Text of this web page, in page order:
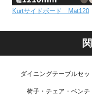
Kurtサイドボード Mat120
ダイニングテーブルセッ
椅子・チェア・ベンチ